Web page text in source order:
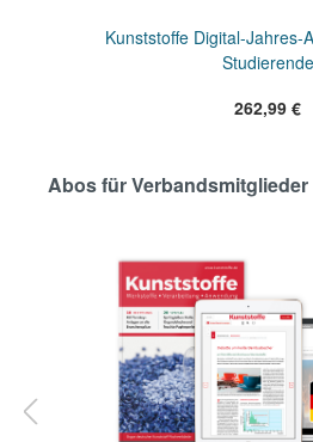
Kunststoffe Digital-Jahres-
Studierende
262,99 €
Abos für Verbandsmitglieder